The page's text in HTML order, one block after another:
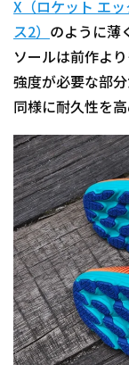
X（ロケット エッ
ス2） のように薄
ソールは前作よ
強度が必要な部
同様に耐久性を高